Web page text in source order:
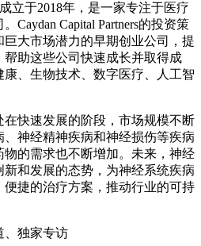
立于2018年，是一家专注于医疗
Caydan Capital Partners的投资策
大市场潜力的早期创业公司，提
助这些公司快速成长并取得成
、生物技术、数字医疗、人工智
快速发展的阶段，市场规模不断
神经精神疾病和神经损伤等疾病
的需求也不断增加。未来，神经
和发展的态势，为神经系统疾病
捷的治疗方案，推动行业的可持
、独家专访